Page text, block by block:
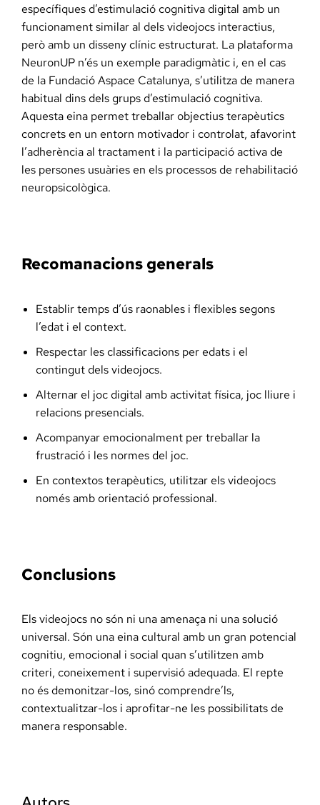
específiques d’estimulació cognitiva digital amb un
funcionament similar al dels videojocs interactius,
però amb un disseny clínic estructurat. La plataforma
NeuronUP n’és un exemple paradigmàtic i, en el cas
de la Fundació Aspace Catalunya, s’utilitza de manera
habitual dins dels grups d’estimulació cognitiva.
Aquesta eina permet treballar objectius terapèutics
concrets en un entorn motivador i controlat, afavorint
l’adherència al tractament i la participació activa de
les persones usuàries en els processos de rehabilitació
neuropsicològica.
Recomanacions generals
Establir temps d’ús raonables i flexibles segons
l’edat i el context.
Respectar les classificacions per edats i el
contingut dels videojocs.
Alternar el joc digital amb activitat física, joc lliure i
relacions presencials.
Acompanyar emocionalment per treballar la
frustració i les normes del joc.
En contextos terapèutics, utilitzar els videojocs
només amb orientació professional.
Conclusions
Els videojocs no són ni una amenaça ni una solució
universal. Són una eina cultural amb un gran potencial
cognitiu, emocional i social quan s’utilitzen amb
criteri, coneixement i supervisió adequada. El repte
no és demonitzar-los, sinó comprendre’ls,
contextualitzar-los i aprofitar-ne les possibilitats de
manera responsable.